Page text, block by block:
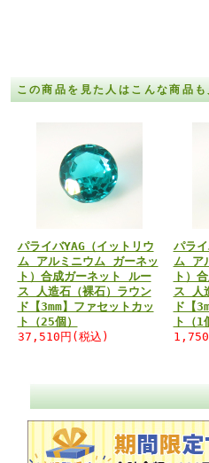
この商品を見た人はこんな商品
パライバYAG（イットリウ
ム アルミニウム ガーネッ
ト）合成ガーネット ルー
ス 人造石（裸石）ラウン
ド【3mm】ファセットカッ
ト（25個）
37,510円(税込)
パラ
ム ア
ト）
ス 人
ド【
ト（1